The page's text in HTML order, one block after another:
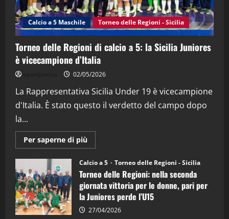
4
“SportEmpire” in Podcast: 27^ Puntata
(Martedi 14 Aprile 2026)
15/04/2026
"SportEmpire" in Podcast
“SportEmpire” in Podcast: 26^ Puntata
08/04/2026
Calcio a 5 Maschile Torneo delle Regioni - Sicilia
Torneo delle Regioni di calcio a 5: la Sicilia Juniores
è vicecampione d’Italia
02/05/2026
La Rappresentativa Sicilia Under 19 è vicecampione
d'Italia. È stato questo il verdetto del campo dopo
la...
Per saperne di più
informazioni
Torneo
delle
Regioni
di
calcio
a
5:
la
Calcio a 5 Torneo delle Regioni - Sicilia
Torneo delle Regioni: nella seconda
giornata vittoria per le donne, pari per
la Juniores perde l’U15
27/04/2026